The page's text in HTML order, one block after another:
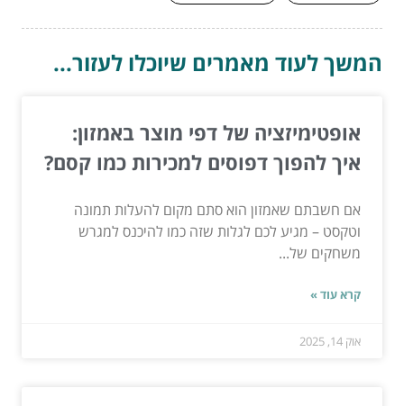
המשך לעוד מאמרים שיוכלו לעזור...
אופטימיזציה של דפי מוצר באמזון:
איך להפוך דפוסים למכירות כמו קסם?
אם חשבתם שאמזון הוא סתם מקום להעלות תמונה
וטקסט – מגיע לכם לגלות שזה כמו להיכנס למגרש
משחקים של...
קרא עוד »
אוק 14, 2025